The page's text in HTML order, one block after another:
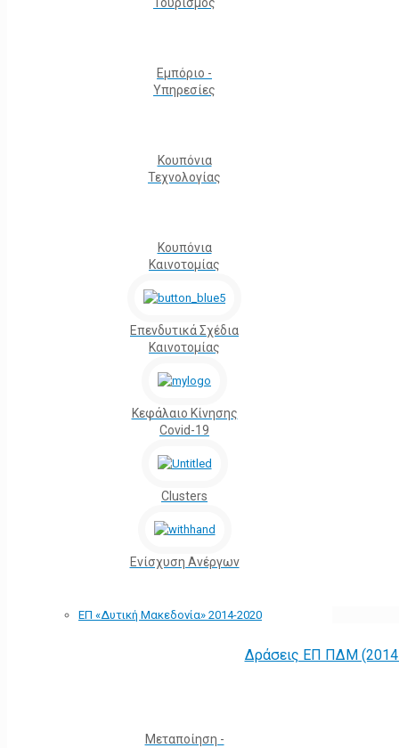
Εμπόριο -
Υπηρεσίες
Κουπόνια
Τεχνολογίας
Κουπόνια
Καινοτομίας
Επενδυτικά Σχέδια
Καινοτομίας
Κεφάλαιο Κίνησης
Covid-19
Clusters
Ενίσχυση Ανέργων
ΕΠ «Δυτική Μακεδονία» 2014-2020
Δράσεις ΕΠ ΠΔΜ (2014
Μεταποίηση -